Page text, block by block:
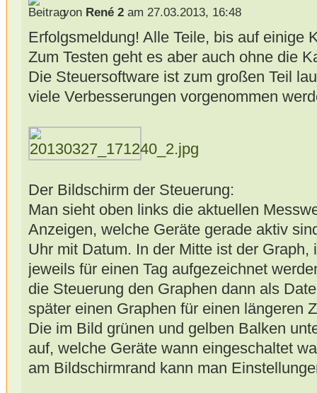
von René 2am 27.03.2013, 16:48
Erfolgsmeldung! Alle Teile, bis auf einige
Zum Testen geht es aber auch ohne die
Die Steuersoftware ist zum großen Teil
viele Verbesserungen vorgenommen
Der Bildschirm der Steuerung:
Man sieht oben links die aktuellen
Anzeigen, welche Geräte gerade aktiv
Uhr mit Datum. In der Mitte ist der Graph,
jeweils für einen Tag aufgezeichnet
die Steuerung den Graphen dann als
später einen Graphen für einen längeren
Die im Bild grünen und gelben Balken
auf, welche Geräte wann eingeschaltet
am Bildschirmrand kann man